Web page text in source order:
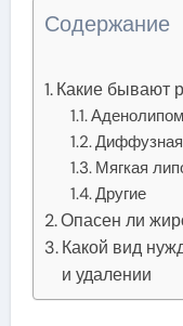
Содержание
Какие бывают
Диффузная
Мягкая
Другие
Опасен ли
Какой вид
и удалении